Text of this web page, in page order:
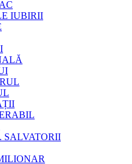
IUBIRII
SALVATORII